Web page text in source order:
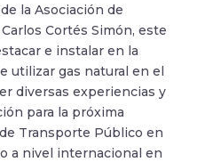
la Asociación de
Cortés Simón, este
e instalar en la
utilizar gas natural en el
diversas experiencias y
para la próxima
Transporte Público en
a nivel internacional en